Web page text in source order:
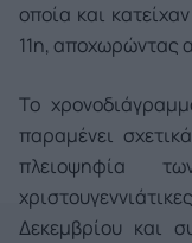
οποία και
11η, αποχωρώντας
Το
παραμένει
πλειοψηφία
Δεκεμβρίου και